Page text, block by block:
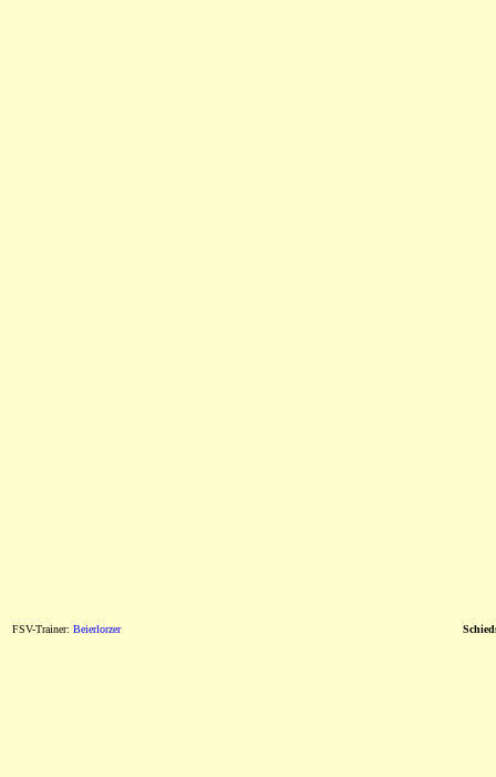
FSV-Trainer: Beierlorzer